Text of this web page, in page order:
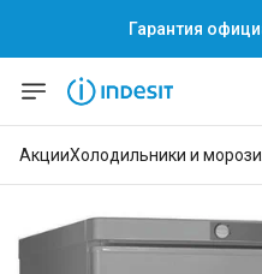
Гарантия
АкцииХолодильники и